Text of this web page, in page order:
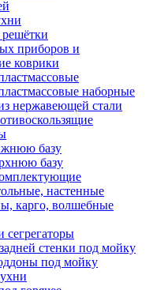
приборов и
коврики
наборные
нержавеющей стали
базу
базу
настенные
карго, волшебные
сегрегаторы
стенки под мойку
под мойку